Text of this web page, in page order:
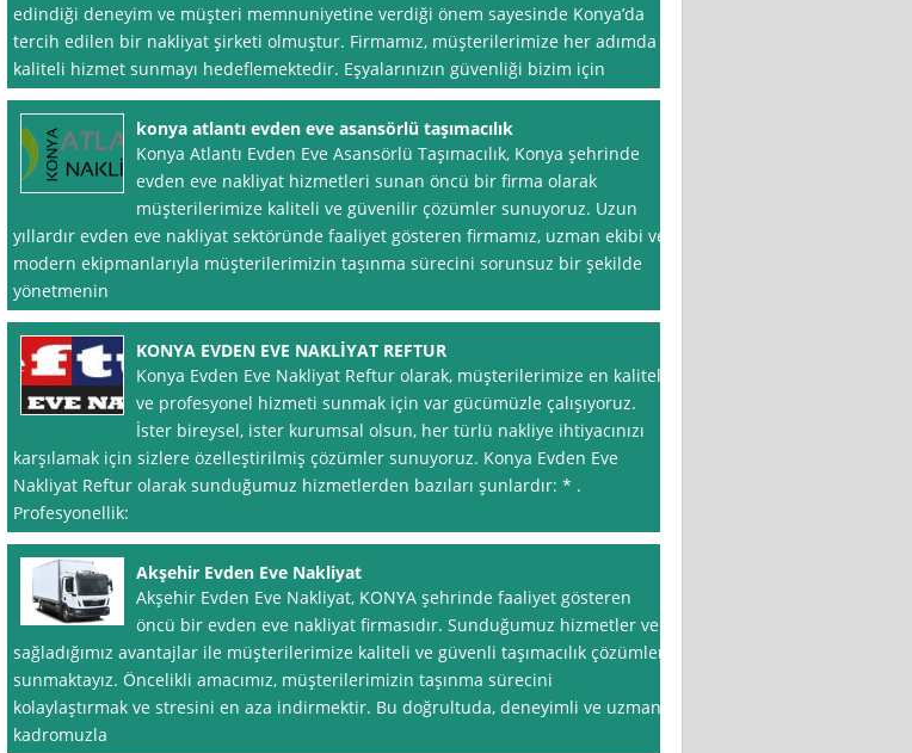
edindiği deneyim ve müşteri memnuniyetine verdiği önem sayesinde Konya’da
tercih edilen bir nakliyat şirketi olmuştur. Firmamız, müşterilerimize her adımda
kaliteli hizmet sunmayı hedeflemektedir. Eşyalarınızın güvenliği bizim için
konya atlantı evden eve asansörlü taşımacılık
Konya Atlantı Evden Eve Asansörlü Taşımacılık, Konya şehrinde
evden eve nakliyat hizmetleri sunan öncü bir firma olarak
müşterilerimize kaliteli ve güvenilir çözümler sunuyoruz. Uzun
yıllardır evden eve nakliyat sektöründe faaliyet gösteren firmamız, uzman ekibi ve
modern ekipmanlarıyla müşterilerimizin taşınma sürecini sorunsuz bir şekilde
yönetmenin
KONYA EVDEN EVE NAKLİYAT REFTUR
Konya Evden Eve Nakliyat Reftur olarak, müşterilerimize en kaliteli
ve profesyonel hizmeti sunmak için var gücümüzle çalışıyoruz.
İster bireysel, ister kurumsal olsun, her türlü nakliye ihtiyacınızı
karşılamak için sizlere özelleştirilmiş çözümler sunuyoruz. Konya Evden Eve
Nakliyat Reftur olarak sunduğumuz hizmetlerden bazıları şunlardır: * .
Profesyonellik:
Akşehir Evden Eve Nakliyat
Akşehir Evden Eve Nakliyat, KONYA şehrinde faaliyet gösteren
öncü bir evden eve nakliyat firmasıdır. Sunduğumuz hizmetler ve
sağladığımız avantajlar ile müşterilerimize kaliteli ve güvenli taşımacılık çözümleri
sunmaktayız. Öncelikli amacımız, müşterilerimizin taşınma sürecini
kolaylaştırmak ve stresini en aza indirmektir. Bu doğrultuda, deneyimli ve uzman
kadromuzla